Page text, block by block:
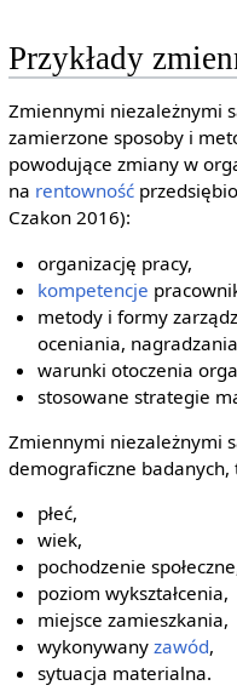
Przykłady
Zmiennymi niezależnymi
zamierzone sposoby i
powodujące zmiany w
na rentowność
Czakon 2016):
organizację pracy,
kompetencje
metody i formy
oceniania,
warunki otoczenia
stosowane strategie
Zmiennymi niezależnymi
demograficzne badanych,
płeć,
wiek,
pochodzenie
poziom wykształcenia,
miejsce zamieszkania,
wykonywanyzawód,
sytuacja materialna.